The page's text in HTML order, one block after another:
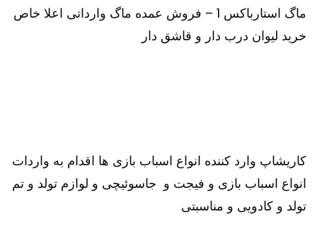
ماگ استارباکس 1 – فروش عمده ماگ وارداتی اعلا خاص
خرید لیوان درب دار و قاشق دار
کاریشاپ وارد کننده انواع اسباب بازی ها اقدام به واردات
انواع اسباب بازی و فیجت و جاسوئیچی و لوازم تولد و تم
تولد و کادویی و مناسبتی